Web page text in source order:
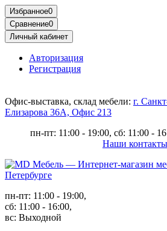
Избранное0
Сравнение0
Личный кабинет
Авторизация
Регистрация
Офис-выставка, склад мебели: г.
Елизарова 36А, Офис 213
пн-пт: 11:00 - 19:00, сб: 11:00 -
Наши контакты
пн-пт: 11:00 - 19:00,
сб: 11:00 - 16:00,
вс: Выходной